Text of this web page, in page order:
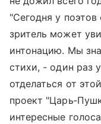
"Сегодня у
зритель может
интонацию. Мы
стихи, - один раз
отделаться от
проект
интересные